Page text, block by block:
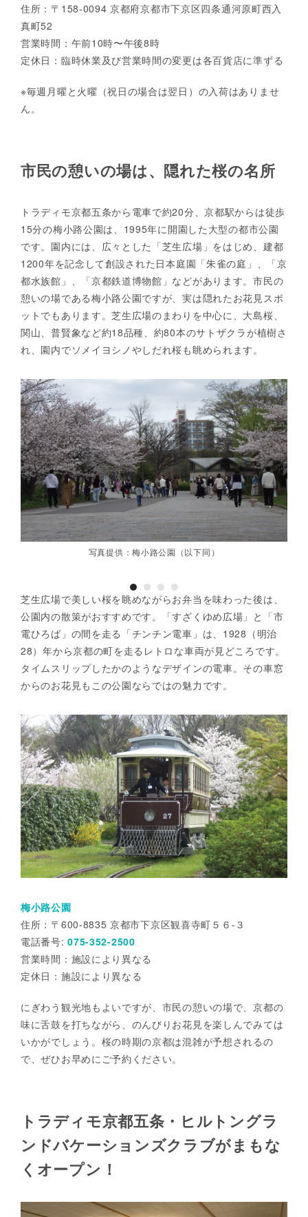
住所：〒158-0094 京都府京都市下京区四条通河原町西入
真町52
営業時間：午前10時〜午後8時
定休日：臨時休業及び営業時間の変更は各百貨店に準ずる
※毎週月曜と火曜（祝日の場合は翌日）の入荷はありませ
ん。
市民の憩いの場は、隠れた桜の名所
トラディモ京都五条から電車で約20分、京都駅からは徒歩
15分の梅小路公園は、1995年に開園した大型の都市公園
です。園内には、広々とした「芝生広場」をはじめ、建都
1200年を記念して創設された日本庭園「朱雀の庭」、「京
都水族館」、「京都鉄道博物館」などがあります。市民の
憩いの場である梅小路公園ですが、実は隠れたお花見スポ
ットでもあります。芝生広場のまわりを中心に、大島桜、
関山、普賢象など約18品種、約80本のサトザクラが植樹さ
れ、園内でソメイヨシノやしだれ桜も眺められます。
写真提供：梅小路公園（以下同）
芝生広場で美しい桜を眺めながらお弁当を味わった後は、
公園内の散策がおすすめです。「すざくゆめ広場」と「市
電ひろば」の間を走る「チンチン電車」は、1928（明治
28）年から京都の町を走るレトロな車両が見どころです。
タイムスリップしたかのようなデザインの電車。その車窓
からのお花見もこの公園ならではの魅力です。
梅小路公園
住所：〒600-8835 京都市下京区観喜寺町５６-３
電話番号:075-352-2500
営業時間：施設により異なる
定休日：施設により異なる
にぎわう観光地もよいですが、市民の憩いの場で、京都の
味に舌鼓を打ちながら、のんびりお花見を楽しんでみては
いかがでしょう。桜の時期の京都は混雑が予想されるの
で、ぜひお早めにご予約ください。
トラディモ京都五条・ヒルトングラ
ンドバケーションズクラブがまもな
くオープン！